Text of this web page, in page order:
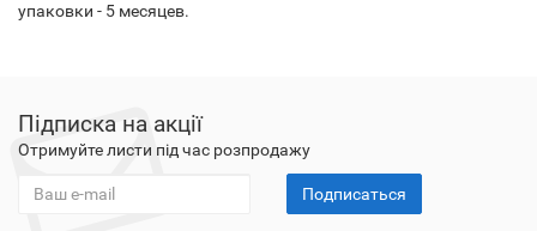
упаковки - 5 месяцев.
Підписка на акції
Отримуйте листи під час розпродажу
Подписаться